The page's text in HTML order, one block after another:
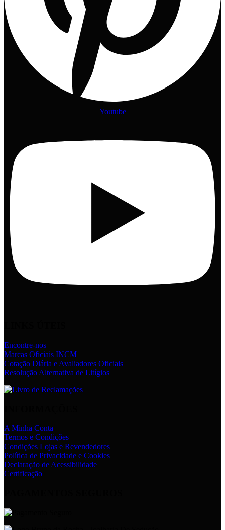
Youtube
Encontre-nos
Marcas Oficiais INCM
Cotação Diária e Avaliadores Oficiais
Resolução Alternativa de Litígios
A Minha Conta
Termos e Condições
Condições Lojas e Revendedores
Política de Privacidade e Cookies
Declaração de Acessibilidade
Certificação